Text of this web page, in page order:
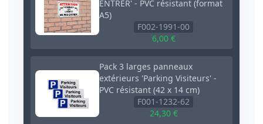
ENTRER' - PVC résistant (format
A5)
F002-1991-00
6,00 €
Pack 3 larges panneaux
extérieurs 'Parking Visiteurs' -
PVC résistant (42 x 14 cm)
F001-1232-62
24,30 €